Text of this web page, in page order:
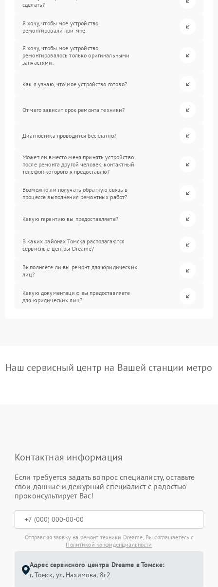
сделать?
Я хочу, чтобы мое устройство
ремонтировали при мне.
Я хочу, чтобы мое устройство
ремонтировалось только оригинальными
запчастями.
Как я узнаю, что мое устройство готово?
От чего зависит срок ремонта техники?
Диагностика проводится бесплатно?
Может ли вместо меня принять устройство
после ремонта другой человек, контактный
телефон которого я предоставлю?
Возможно ли получать обратную связь в
процессе выполнения ремонтных работ?
Какую гарантию вы предоставляете?
В каких районах Томска располагаются
сервисные центры Dreame?
Выполняете ли вы ремонт для юридических
лиц?
Какую документацию вы предоставляете
для юридических лиц?
Наш сервисный центр на Вашей станции метро
Контактная информация
Если требуется задать вопрос специалисту, оставьте
свои данные и дежурный специалист с радостью
проконсультирует Вас!
Отправляя заявку на ремонт техники Dreame, Вы соглашаетесь с
Политикой конфиденциальности
Адрес сервисного центра Dreame в Томске:
г. Томск, ул. Нахимова, 8с2